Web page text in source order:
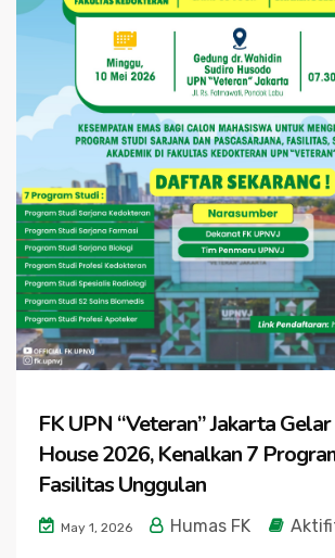
FK UPN “Veteran” Jakarta
House 2026, Kenalkan 7
Fasilitas Unggulan
May 1, 2026 Humas FK